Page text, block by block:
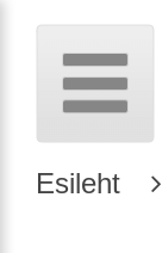
Esileht